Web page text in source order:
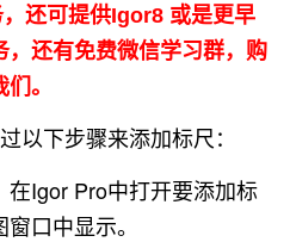
还可提供Igor8 或是更早
还有免费微信学习群，购
。
以下步骤来添加标尺：
Igor Pro中打开要添加标
口中显示。